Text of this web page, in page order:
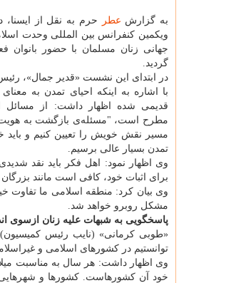
به گزارش عطر
حرم به نقل از
ویكمین كنفرانس بین المللی وحدت
جهانی زنان مسلمان با حضور بانوان
گردید.
در ابتدای این نشست «قدیر جمال»،
با اشاره به اینكه احیای تمدن به
قدیمی شده اظهار داشت: از مسائل
مطرح است، "مسئله‌ی بازگشت به
مسیر نقش خویش را تعیین كنیم و باید
تمدن بسیار عالی برسیم.
وی اظهار نمود: اهل فكر باید نقد
برای اثبات خود، كافی است مانند
وی بیان كرد: منطقه اسلامی ما تفاوت
مشكل روبرو خواهد شد.
پاسخگویی به شبهات علیه زنان ازسوی
«طوبی كرمانی» (نایب رئیس
توانستیم در كشورهای اسلامی و
خود آن كشورهاست. كشورها و شهرهایی